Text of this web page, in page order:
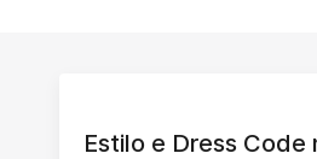
Estilo e Dress Code